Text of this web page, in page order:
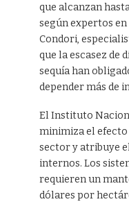
que alcanzan
según expertos
Condori,
que la escasez de
sequía han
depender más de
El Instituto
minimiza el efecto
sector y atribuye
internos. Los
requieren un
dólares por